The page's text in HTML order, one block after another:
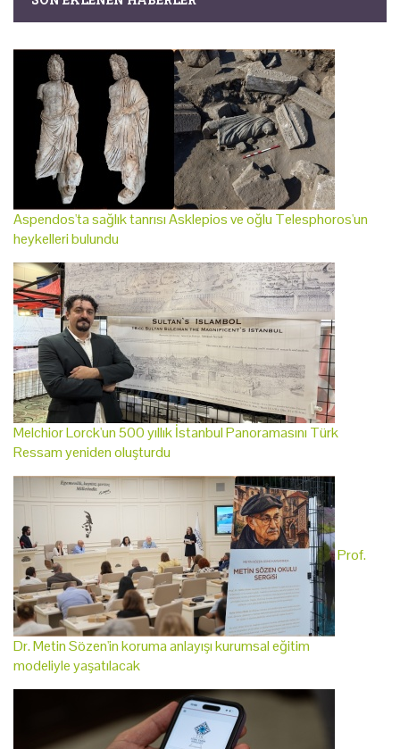
Aspendos'ta sağlık tanrısı Asklepios ve oğlu Telesphoros'un
heykelleri bulundu
Melchior Lorck'un 500 yıllık İstanbul Panoramasını Türk
Ressam yeniden oluşturdu
Prof.
Dr. Metin Sözen'in koruma anlayışı kurumsal eğitim
modeliyle yaşatılacak